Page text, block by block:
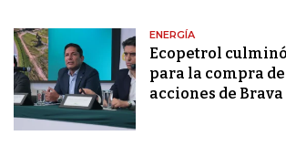
ENERGÍA
Ecopetrol
para la compra de
acciones de